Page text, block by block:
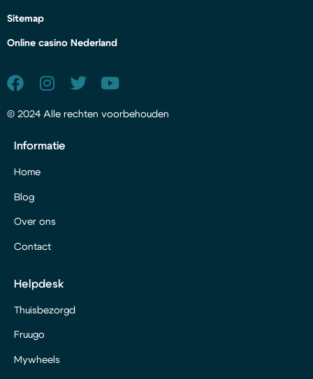
Sitemap
Online casino Nederland
© 2024 Alle rechten voorbehouden
Informatie
Home
Blog
Over ons
Contact
Helpdesk
Thuisbezorgd
Fruugo
Mywheels